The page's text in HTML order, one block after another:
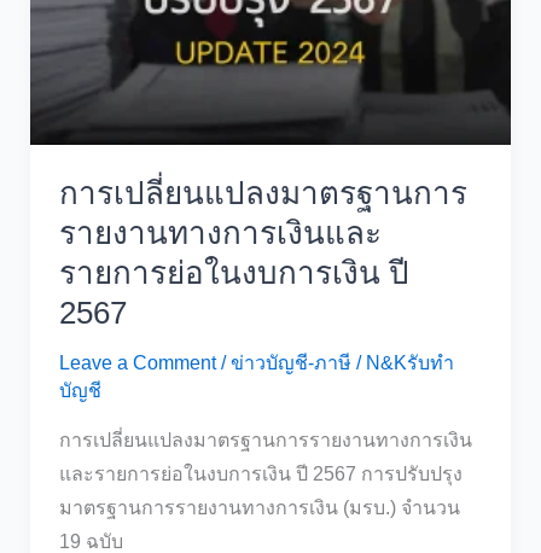
เกณฑ์
ใหม่
การเปลี่ยนแปลงมาตรฐานการ
รายงานทางการเงินและ
รายการย่อในงบการเงิน ปี
2567
Leave a Comment /ข่าวบัญชี-ภาษี / N&Kรับทำ
บัญชี
การเปลี่ยนแปลงมาตรฐานการรายงานทางการเงิน
และรายการย่อในงบการเงิน ปี 2567 การปรับปรุง
มาตรฐานการรายงานทางการเงิน (มรบ.) จำนวน
19 ฉบับ